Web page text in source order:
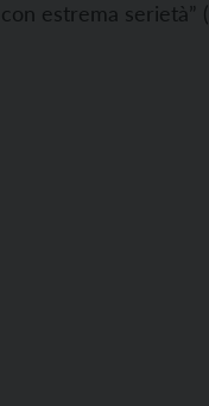
estrema serietà” (